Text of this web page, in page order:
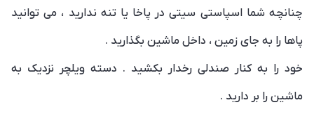
چنانچه شما اسپاستی سیتی در پاخا یا تنه ندارید ، می توانید
پاها را به جای زمین ، داخل ماشین بگذارید .
خود را به کنار صندلی رخدار بکشید . دسته ویلچر نزدیک به
ماشین را بر دارید .